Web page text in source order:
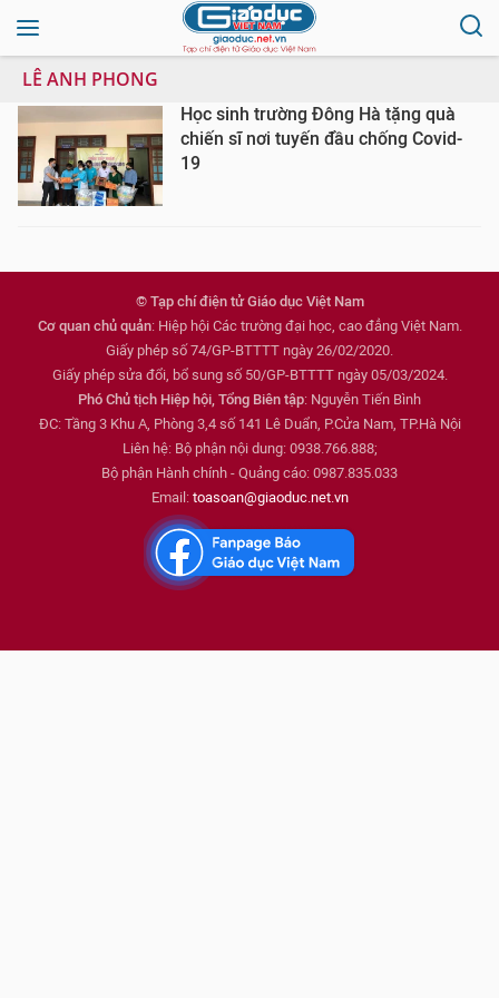
LÊ ANH PHONG
Học sinh trường Đông Hà tặng quà
chiến sĩ nơi tuyến đầu chống Covid-
19
© Tạp chí điện tử Giáo dục Việt Nam
Cơ quan chủ quản: Hiệp hội Các trường đại học, cao đẳng Việt Nam.
Giấy phép số 74/GP-BTTTT ngày 26/02/2020.
Giấy phép sửa đổi, bổ sung số 50/GP-BTTTT ngày 05/03/2024.
Phó Chủ tịch Hiệp hội, Tổng Biên tập: Nguyễn Tiến Bình
ĐC: Tầng 3 Khu A, Phòng 3,4 số 141 Lê Duẩn, P.Cửa Nam, TP.Hà Nội
Liên hệ: Bộ phận nội dung: 0938.766.888;
Bộ phận Hành chính - Quảng cáo: 0987.835.033
Email: toasoan@giaoduc.net.vn